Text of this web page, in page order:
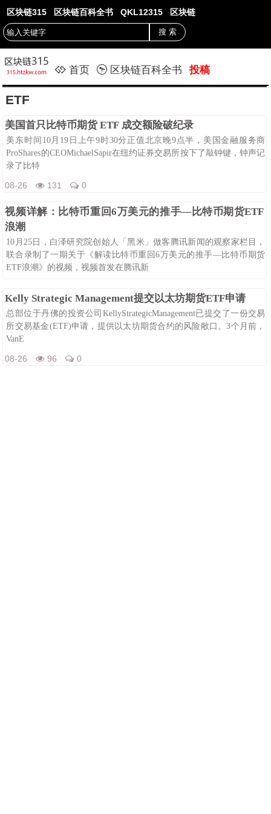
区块链315 区块链百科全书 QKL12315 区块链
首页 区块链百科全书 投稿
ETF
美国首只比特币期货 ETF 成交额险破纪录
美东时间10月19日上午9时30分正值北京晚9点半，美国金融服务商
ProShares的CEOMichaelSapir在纽约证券交易所按下了敲钟键，钟声记
录了比特
08-26 131 0
视频详解：比特币重回6万美元的推手—比特币期货ETF
浪潮
10月25日，白泽研究院创始人「黑米」做客腾讯新闻的观察家栏目，
联合录制了一期关于《解读比特币重回6万美元的推手—比特币期货
ETF浪潮》的视频，视频首发在腾讯新
Kelly Strategic Management提交以太坊期货ETF申请
总部位于丹佛的投资公司KellyStrategicManagement已提交了一份交易
所交易基金(ETF)申请，提供以太坊期货合约的风险敞口。3个月前，
VanE
08-26 96 0